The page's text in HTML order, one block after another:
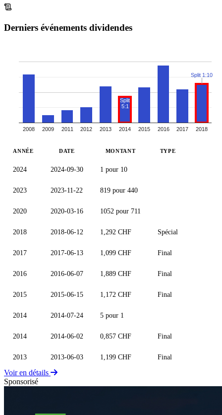
Derniers événements dividendes
2008 2009 2011 2012 2013 2014 2015 2016 2017 2018
Split
5:1
Split 1:10
ANNÉE DATE MONTANT TYPE
2024 2024-09-30 1 pour 10
2023 2023-11-22 819 pour 440
2020 2020-03-16 1052 pour 711
2018 2018-06-12 1,292 CHF Spécial
2017 2017-06-13 1,099 CHF Final
2016 2016-06-07 1,889 CHF Final
2015 2015-06-15 1,172 CHF Final
2014 2014-07-24 5 pour 1
2014 2014-06-02 0,857 CHF Final
2013 2013-06-03 1,199 CHF Final
Voir en détails
Sponsorisé